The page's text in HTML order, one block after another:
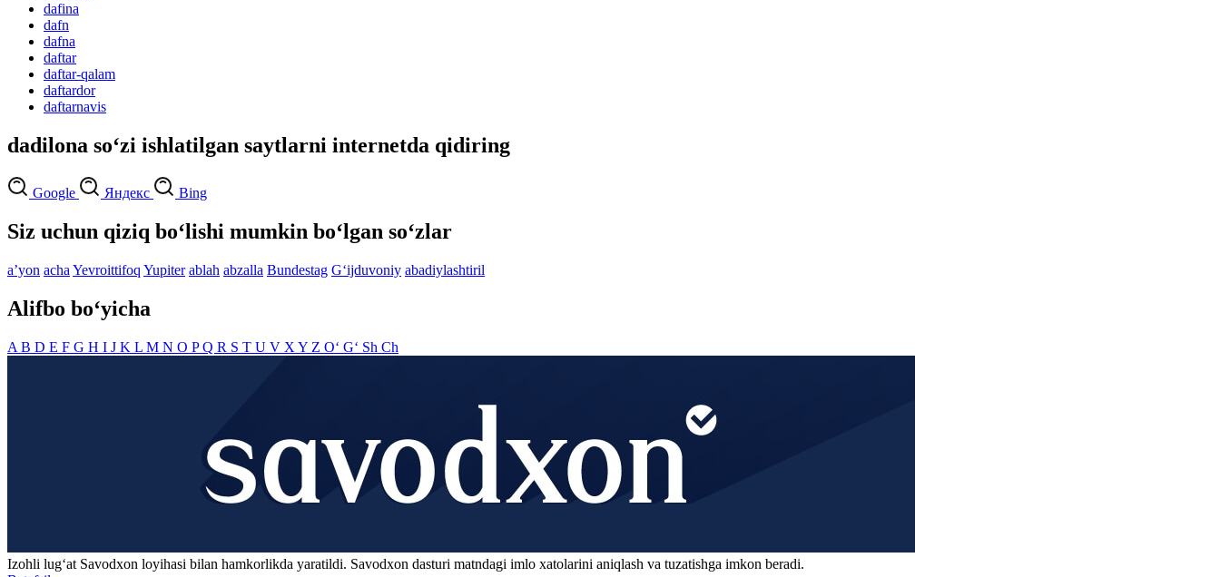
dafina
dafn
dafna
daftar
daftar-qalam
daftardor
daftarnavis
dadilona so‘zi ishlatilgan saytlarni internetda qidiring
Google Яндекс Bing
Siz uchun qiziq bo‘lishi mumkin bo‘lgan so‘zlar
aʼyon acha Yevroittifoq Yupiter ablah abzalla Bundestag G‘ijduvoniy abadiylashtiril
Alifbo bo‘yicha
A B D E F G H I J K L M N O PQ R S T U V X Y Z O‘ G‘ Sh Ch
Izohli lugʻat Savodxon loyihasi bilan hamkorlikda yaratildi. Savodxon dasturi matndagi imlo xatolarini aniqlash va tuzatishga imkon beradi.